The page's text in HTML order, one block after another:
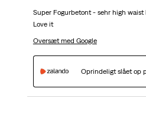
Super Fogurbetont - sehr high
Love it
Oversæt med Google
Oprindeligt slået op